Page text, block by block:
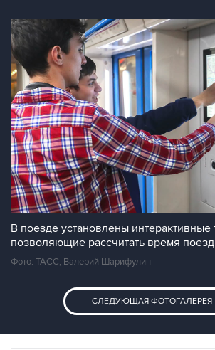
В поезде установлены интерактивные
позволяющие рассчитать время
Фото: ТАСС, Валерий Шарифулин
СЛЕДУЮЩАЯ ФОТОГАЛЕРЕЯ